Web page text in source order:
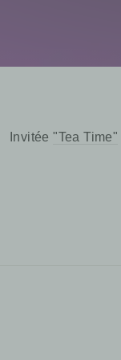
Invitée"Tea Time"